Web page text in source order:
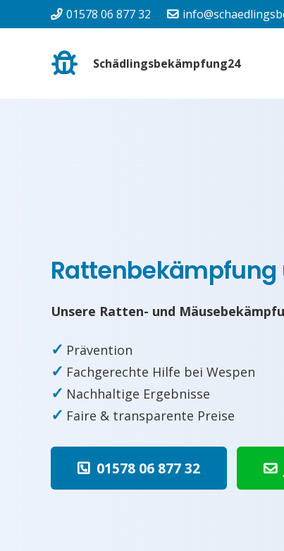
01578 06 877 32
Schädlingsbekämpfung24
Unsere Ratten- und
✓ Prävention
✓ Fachgerechte Hilfe bei Wespen
✓ Nachhaltige Ergebnisse
✓ Faire & transparente Preise
01578 06 877 32